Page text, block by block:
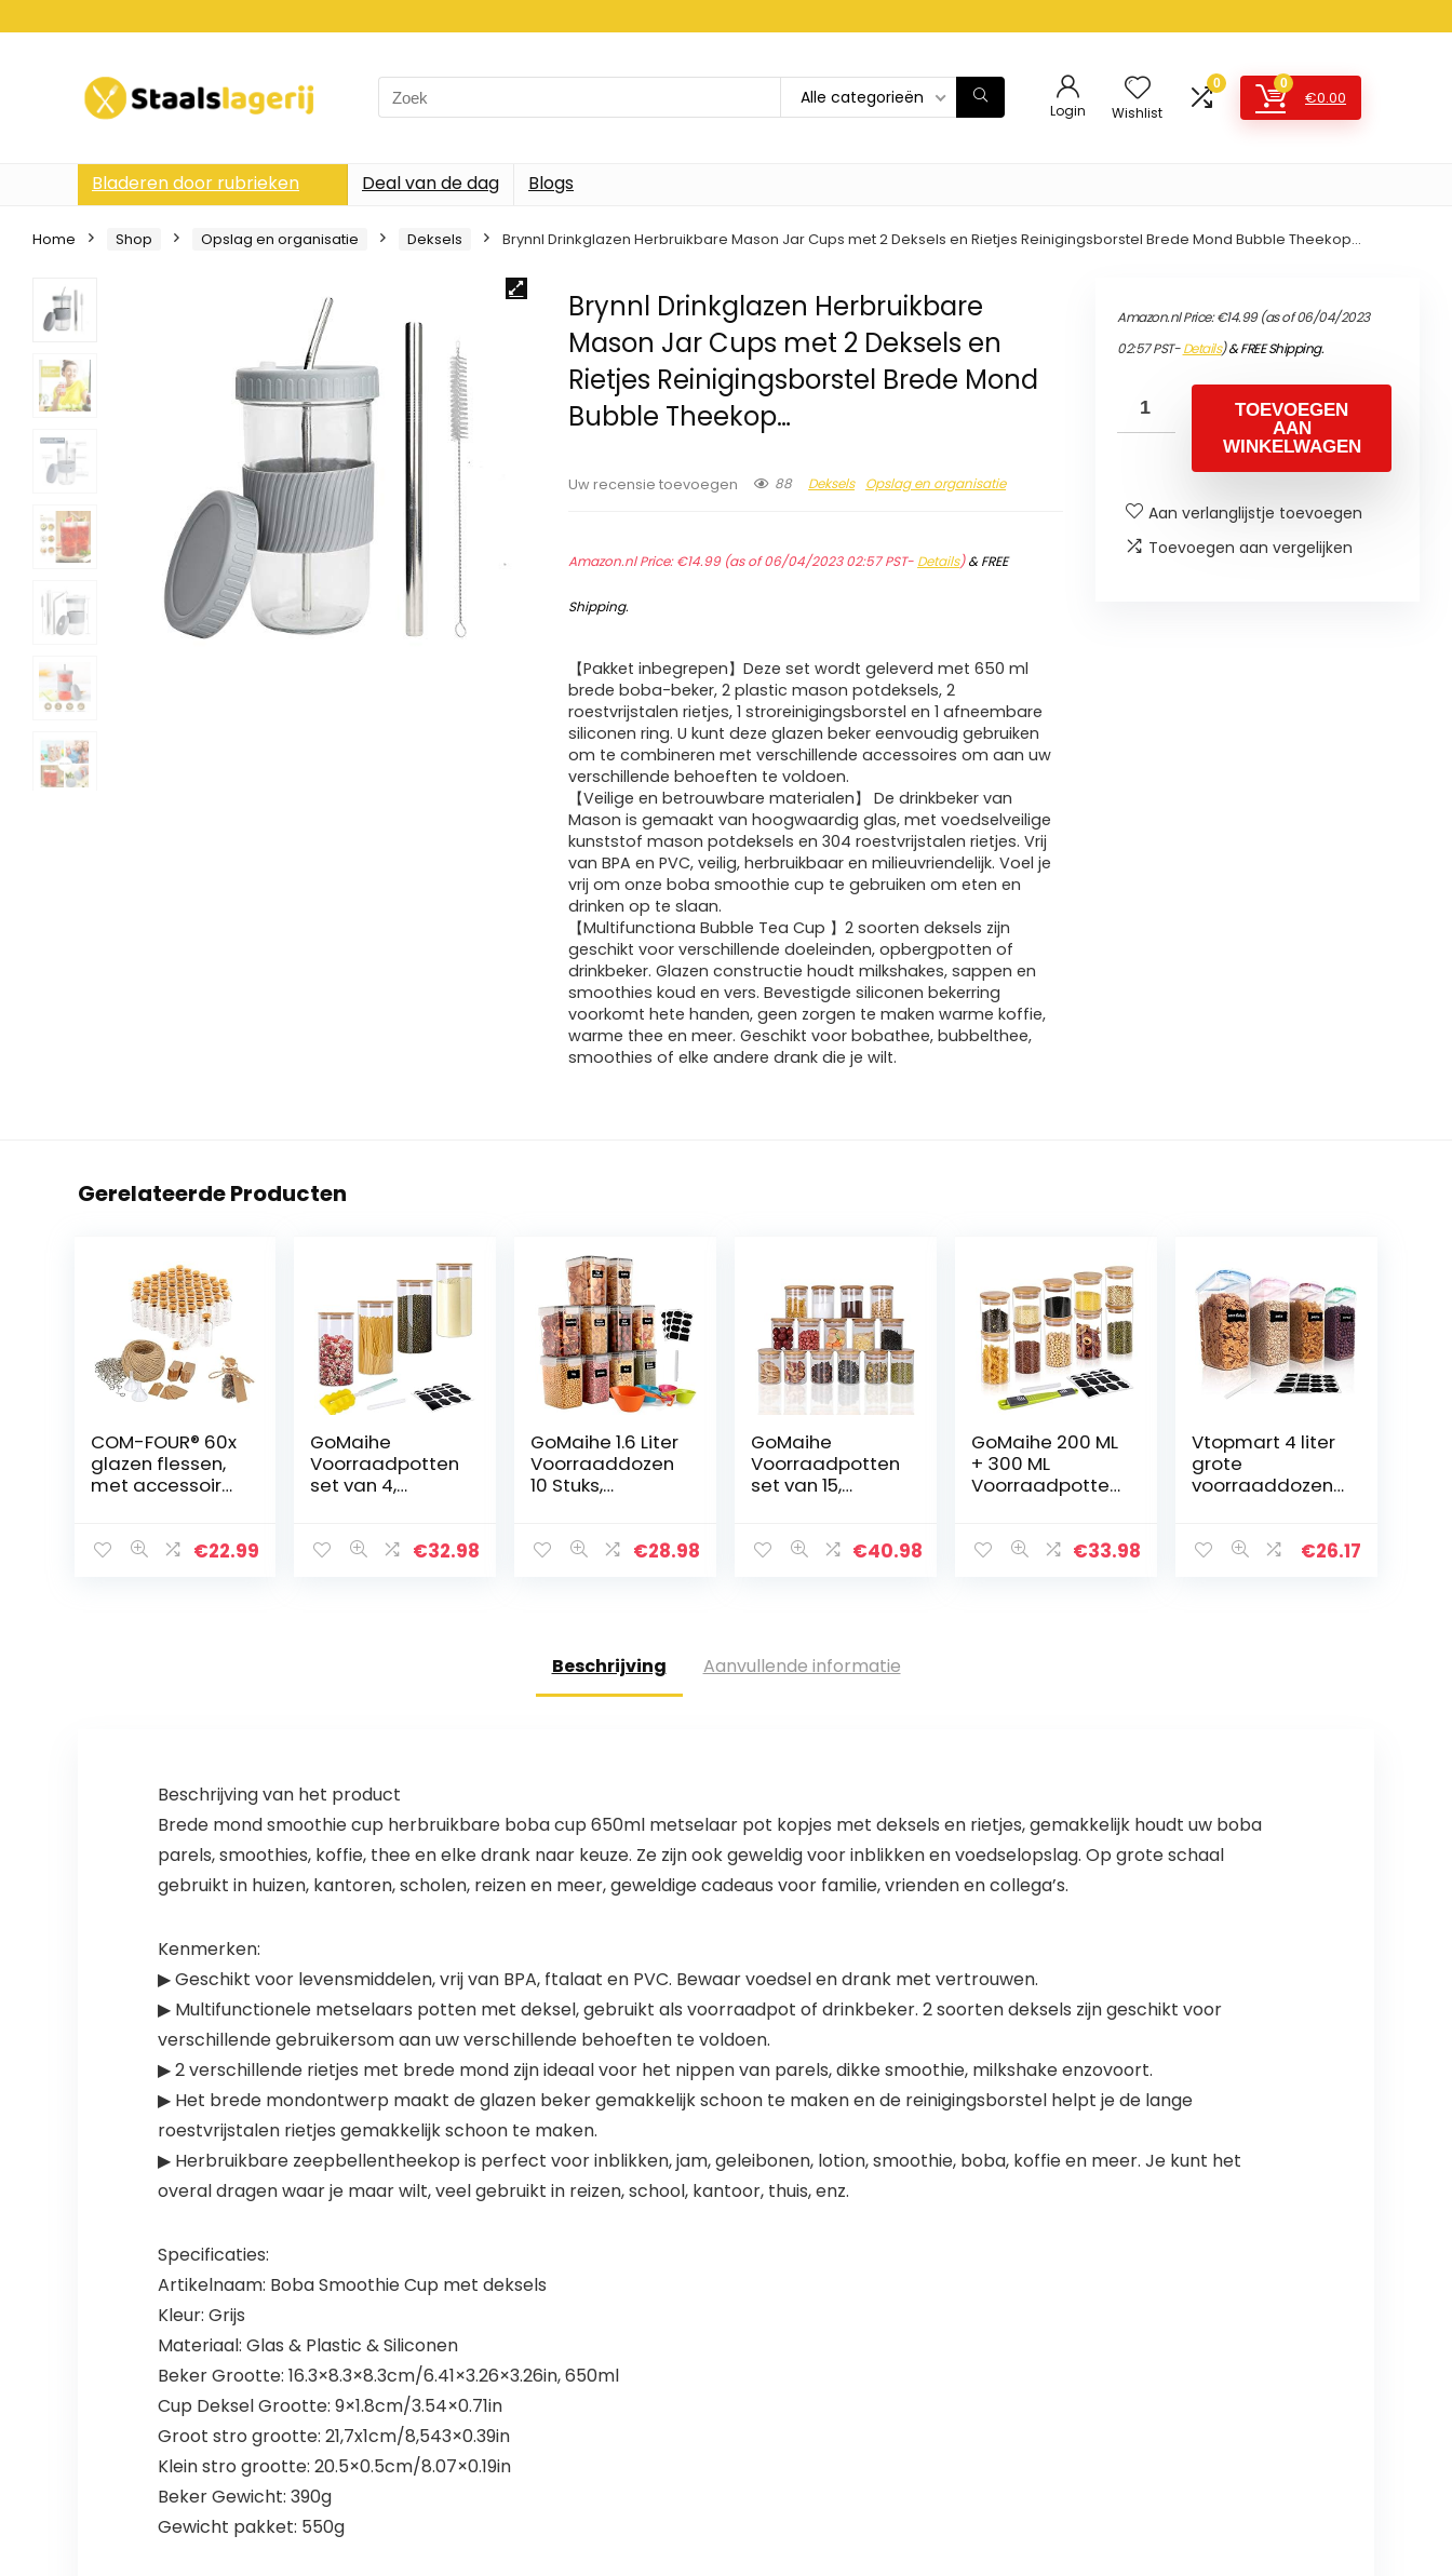
Search
for:
Alle categorieën
Login Wishlist
0 0
€0.00
Bladeren door rubrieken Deal van de dag Blogs
Home Shop Opslag en organisatie Deksels Brynnl Drinkglazen Herbruikbare Mason Jar Cups met 2 Deksels en Rietjes Reinigingsborstel Brede Mond Bubble Theekop…
Brynnl Drinkglazen Herbruikbare
Mason Jar Cups met 2 Deksels en
Rietjes Reinigingsborstel Brede Mond
Bubble Theekop…
Uw recensie toevoegen 88 Deksels Opslag en organisatie
Amazon.nl Price:€14.99(as of 06/04/2023 02:57 PST- Details)&FREE
Shipping.
【Pakket inbegrepen】Deze set wordt geleverd met 650 ml
brede boba-beker, 2 plastic mason potdeksels, 2
roestvrijstalen rietjes, 1 stroreinigingsborstel en 1 afneembare
siliconen ring. U kunt deze glazen beker eenvoudig gebruiken
om te combineren met verschillende accessoires om aan uw
verschillende behoeften te voldoen.
【Veilige en betrouwbare materialen】 De drinkbeker van
Mason is gemaakt van hoogwaardig glas, met voedselveilige
kunststof mason potdeksels en 304 roestvrijstalen rietjes. Vrij
van BPA en PVC, veilig, herbruikbaar en milieuvriendelijk. Voel je
vrij om onze boba smoothie cup te gebruiken om eten en
drinken op te slaan.
【Multifunctiona Bubble Tea Cup 】2 soorten deksels zijn
geschikt voor verschillende doeleinden, opbergpotten of
drinkbeker. Glazen constructie houdt milkshakes, sappen en
smoothies koud en vers. Bevestigde siliconen bekerring
voorkomt hete handen, geen zorgen te maken warme koffie,
warme thee en meer. Geschikt voor bobathee, bubbelthee,
smoothies of elke andere drank die je wilt.
Amazon.nl Price:€14.99(as of 06/04/2023
02:57 PST-Details)&FREE Shipping.
TOEVOEGEN
AAN
WINKELWAGEN
Aan verlanglijstje toevoegen
Toevoegen aan vergelijken
Gerelateerde Producten
COM-FOUR® 60x
glazen flessen,
met accessoires
voor bruiloften
€22.99
GoMaihe
Voorraadpotten
set van 4,
Luchtdichte€32.98
GoMaihe 1.6 Liter
Voorraaddozen
10 Stuks,
Luchtdicht, €28.98
GoMaihe
Voorraadpotten
set van 15,
Luchtdichte€40.98
GoMaihe 200 ML
+ 300 ML
Voorraadpotten
Kruidenpotjes
€33.98
Vtopmart 4 liter
grote
voorraaddozen,
granen, meel,
€26.17
Beschrijving Aanvullende informatie
Beschrijving van het product
Brede mond smoothie cup herbruikbare boba cup 650ml metselaar pot kopjes met deksels en rietjes, gemakkelijk houdt uw boba
parels, smoothies, koffie, thee en elke drank naar keuze. Ze zijn ook geweldig voor inblikken en voedselopslag. Op grote schaal
gebruikt in huizen, kantoren, scholen, reizen en meer, geweldige cadeaus voor familie, vrienden en collega’s.
Kenmerken:
▶ Geschikt voor levensmiddelen, vrij van BPA, ftalaat en PVC. Bewaar voedsel en drank met vertrouwen.
▶ Multifunctionele metselaars potten met deksel, gebruikt als voorraadpot of drinkbeker. 2 soorten deksels zijn geschikt voor
verschillende gebruikersom aan uw verschillende behoeften te voldoen.
▶ 2 verschillende rietjes met brede mond zijn ideaal voor het nippen van parels, dikke smoothie, milkshake enzovoort.
▶ Het brede mondontwerp maakt de glazen beker gemakkelijk schoon te maken en de reinigingsborstel helpt je de lange
roestvrijstalen rietjes gemakkelijk schoon te maken.
▶ Herbruikbare zeepbellentheekop is perfect voor inblikken, jam, geleibonen, lotion, smoothie, boba, koffie en meer. Je kunt het
overal dragen waar je maar wilt, veel gebruikt in reizen, school, kantoor, thuis, enz.
Specificaties:
Artikelnaam: Boba Smoothie Cup met deksels
Kleur: Grijs
Materiaal: Glas & Plastic & Siliconen
Beker Grootte: 16.3×8.3×8.3cm/6.41×3.26×3.26in, 650ml
Cup Deksel Grootte: 9×1.8cm/3.54×0.71in
Groot stro grootte: 21,7x1cm/8,543×0.39in
Klein stro grootte: 20.5×0.5cm/8.07×0.19in
Beker Gewicht: 390g
Gewicht pakket: 550g